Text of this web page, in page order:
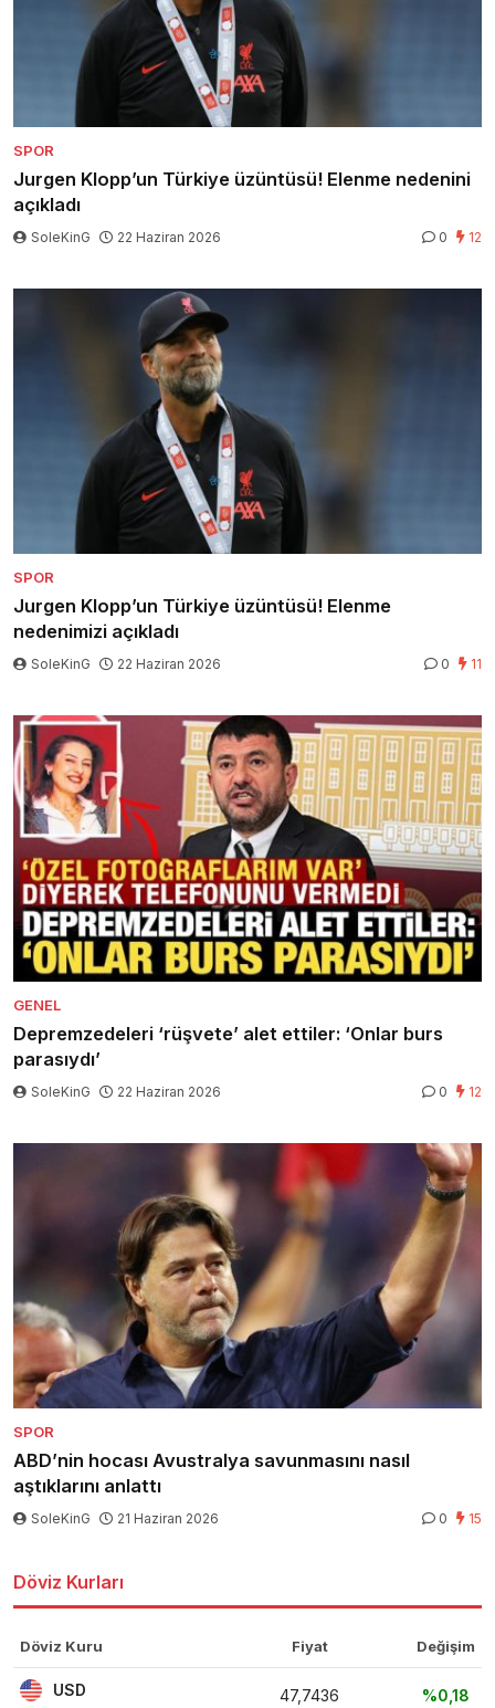
SPOR
Jurgen Klopp’un Türkiye üzüntüsü! Elenme nedenini
açıkladı
SoleKinG 22 Haziran 2026 0 12
SPOR
Jurgen Klopp’un Türkiye üzüntüsü! Elenme
nedenimizi açıkladı
SoleKinG 22 Haziran 2026 0 11
GENEL
Depremzedeleri ‘rüşvete’ alet ettiler: ‘Onlar burs
parasıydı’
SoleKinG 22 Haziran 2026 0 12
SPOR
ABD’nin hocası Avustralya savunmasını nasıl
aştıklarını anlattı
SoleKinG 21 Haziran 2026 0 15
Döviz Kurları
Döviz Kuru Fiyat Değişim
USD 47,7436 %0,18